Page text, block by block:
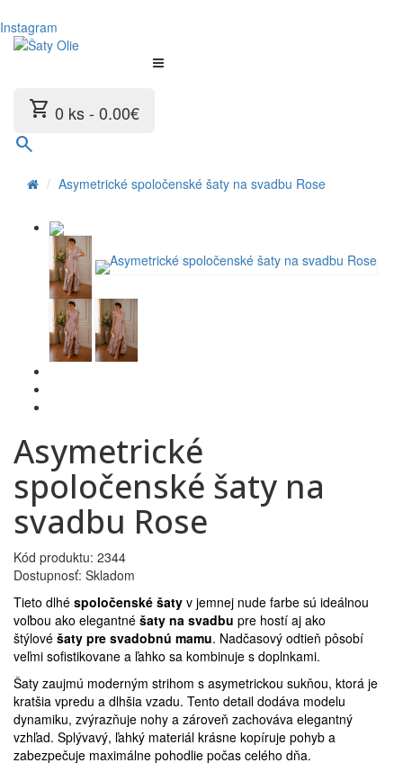
Instagram
shopping_cart 0 ks - 0.00€
search
Asymetrické spoločenské šaty na svadbu Rose
Asymetrické
spoločenské šaty na
svadbu Rose
Kód produktu: 2344
Dostupnosť: Skladom
Tieto dlhé spoločenské šaty v jemnej nude farbe sú ideálnou
voľbou ako elegantné šaty na svadbu pre hostí aj ako
štýlové šaty pre svadobnú mamu. Nadčasový odtieň pôsobí
veľmi sofistikovane a ľahko sa kombinuje s doplnkami.
Šaty zaujmú moderným strihom s asymetrickou sukňou, ktorá je
kratšia vpredu a dlhšia vzadu. Tento detail dodáva modelu
dynamiku, zvýrazňuje nohy a zároveň zachováva elegantný
vzhľad. Splývavý, ľahký materiál krásne kopíruje pohyb a
zabezpečuje maximálne pohodlie počas celého dňa.